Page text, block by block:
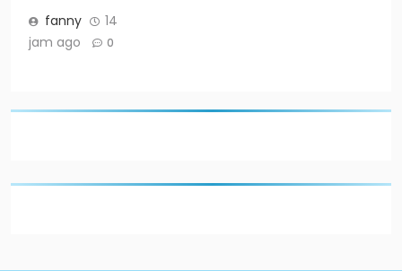
fanny
14
jam ago
0